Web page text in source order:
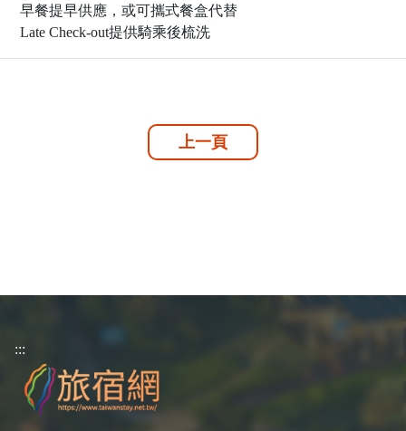
早餐提早供應，或可攜式餐盒代替
Late Check-out提供騎乘後梳洗
上一頁
:::